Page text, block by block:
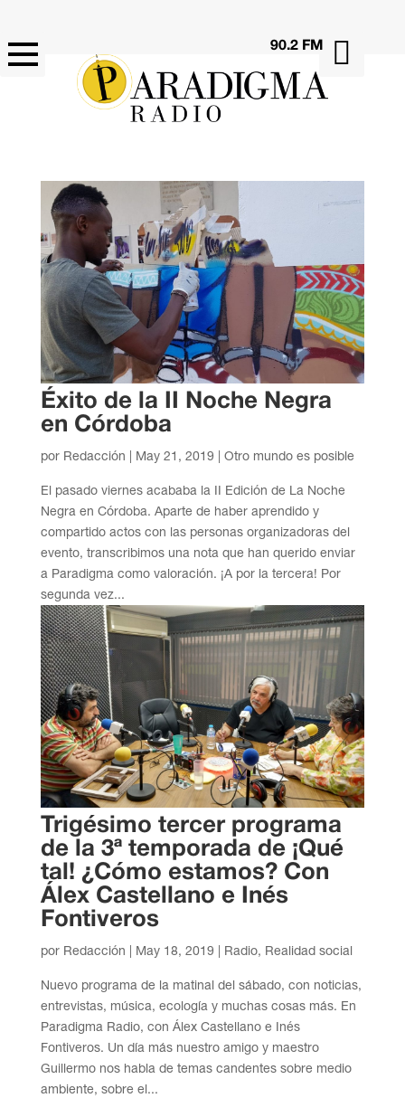

90.2 FM
Éxito de la II Noche Negra
en Córdoba
por Redacción May 21, 2019 Otro mundo es posible
El pasado viernes acababa la II Edición de La Noche
Negra en Córdoba. Aparte de haber aprendido y
compartido actos con las personas organizadoras del
evento, transcribimos una nota que han querido enviar
a Paradigma como valoración. ¡A por la tercera! Por
segunda vez...
Trigésimo tercer programa
de la 3ª temporada de ¡Qué
tal! ¿Cómo estamos? Con
Álex Castellano e Inés
Fontiveros
por Redacción May 18, 2019 Radio, Realidad social
Nuevo programa de la matinal del sábado, con noticias,
entrevistas, música, ecología y muchas cosas más. En
Paradigma Radio, con Álex Castellano e Inés
Fontiveros. Un día más nuestro amigo y maestro
Guillermo nos habla de temas candentes sobre medio
ambiente, sobre el...